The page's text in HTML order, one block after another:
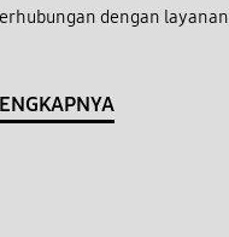
dengan layanan